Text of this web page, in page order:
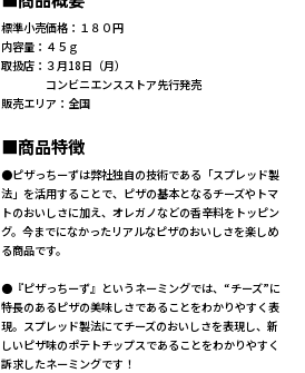
標準小売価格：１８０円
内容量：４５ｇ
取扱店：３月18日（月）
コンビニエンスストア先行発売
販売エリア：全国
■商品特徴
●ピザっちーずは弊社独自の技術である「スプレッド製
法」を活用することで、ピザの基本となるチーズやトマ
トのおいしさに加え、オレガノなどの香辛料をトッピン
グ。今までになかったリアルなピザのおいしさを楽しめ
る商品です。
●『ピザっちーず』というネーミングでは、“チーズ”に
特長のあるピザの美味しさであることをわかりやすく表
現。スプレッド製法にてチーズのおいしさを表現し、新
しいピザ味のポテトチップスであることをわかりやすく
訴求したネーミングです！